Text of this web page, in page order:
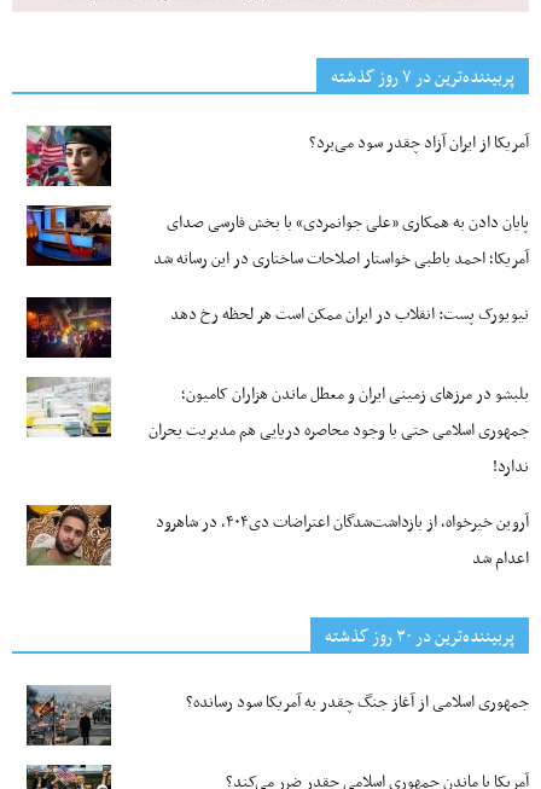
پربیننده‌ترین‌ در ۷ روز گذشته
آمریکا از ایران آزاد چقدر سود می‌برد؟
پایان دادن به همکاری «علی جوانمردی» با بخش فارسی صدای
آمریکا؛ احمد باطبی خواستار اصلاحات ساختاری در این رسانه شد
نیویورک پست: انقلاب در ایران ممکن است هر لحظه رخ دهد
بلبشو در مرزهای زمینی ایران و معطل ماندن هزاران کامیون؛
جمهوری اسلامی حتی با وجود محاصره دریایی هم مدیریت بحران
ندارد!
آروین خیرخواه، از بازداشت‌شدگان اعتراضات دی۴۰۴، در شاهرود
اعدام شد
پربیننده‌ترین‌ در ۳۰ روز گذشته
جمهوری اسلامی از آغاز جنگ چقدر به آمریکا سود رسانده؟
آمریکا با ماندن جمهوری اسلامی چقدر ضرر می‌کند؟